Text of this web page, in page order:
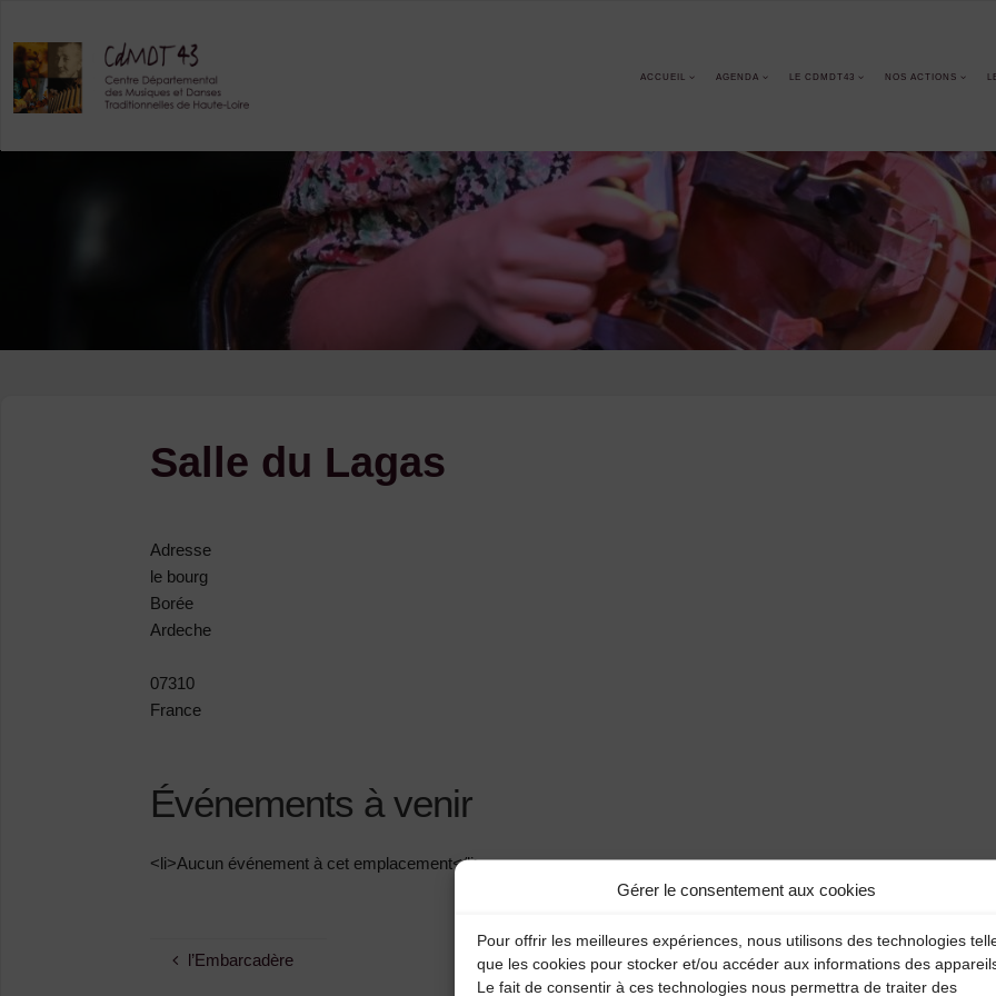
Gérer le consentement aux cookies
Pour offrir les meilleures expériences, nous utilisons des technologies
que les cookies pour stocker et/ou accéder aux informations des
Le fait de consentir à ces technologies nous permettra de traiter des
content
ACCUEIL AGENDA LE CDMDT43 NOS ACTIONS
Salle du Lagas
Adresse
le bourg
Borée
Ardeche
07310
France
Événements à venir
<li>Aucun événement à cet emplacement</li>
l’Embarcadère